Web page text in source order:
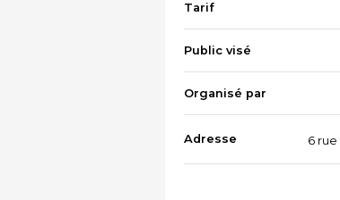
Tarif
Public visé
Organisé par
Adresse 6 rue